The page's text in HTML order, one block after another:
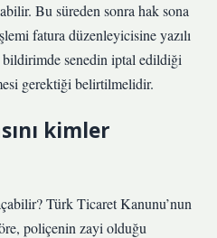
Bu süreden sonra hak sona
fatura düzenleyicisine yazılı
senedin iptal edildiği
gerektiği belirtilmelidir.
kimler
Türk Ticaret Kanunu’nun
poliçenin zayi olduğu